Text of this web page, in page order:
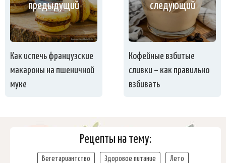
предыдущий
Как испечь французские
макароны на пшеничной
муке
следующий
Кофейные взбитые
сливки – как правильно
взбивать
Рецепты на тему:
Вегетариантство Здоровое питание Лето